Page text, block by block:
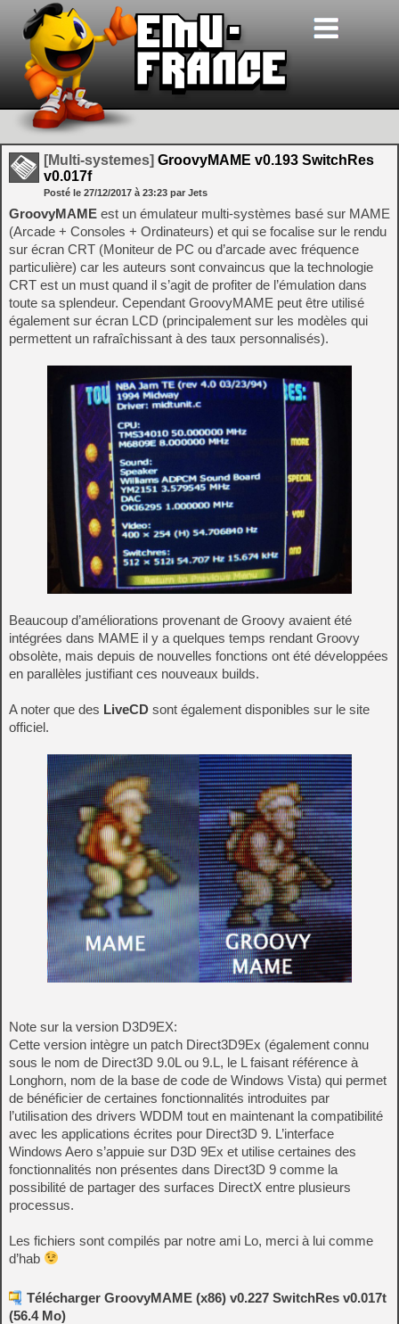
[Multi-systemes] GroovyMAME v0.193 SwitchRes
v0.017f
Posté le 27/12/2017 à 23:23 par Jets
GroovyMAME est un émulateur multi-systèmes basé sur MAME
(Arcade + Consoles + Ordinateurs) et qui se focalise sur le rendu
sur écran CRT (Moniteur de PC ou d’arcade avec fréquence
particulière) car les auteurs sont convaincus que la technologie
CRT est un must quand il s’agit de profiter de l’émulation dans
toute sa splendeur. Cependant GroovyMAME peut être utilisé
également sur écran LCD (principalement sur les modèles qui
permettent un rafraîchissant à des taux personnalisés).
Beaucoup d’améliorations provenant de Groovy avaient été
intégrées dans MAME il y a quelques temps rendant Groovy
obsolète, mais depuis de nouvelles fonctions ont été développées
en parallèles justifiant ces nouveaux builds.
A noter que des LiveCD sont également disponibles sur le site
officiel.
Note sur la version D3D9EX:
Cette version intègre un patch Direct3D9Ex (également connu
sous le nom de Direct3D 9.0L ou 9.L, le L faisant référence à
Longhorn, nom de la base de code de Windows Vista) qui permet
de bénéficier de certaines fonctionnalités introduites par
l’utilisation des drivers WDDM tout en maintenant la compatibilité
avec les applications écrites pour Direct3D 9. L’interface
Windows Aero s’appuie sur D3D 9Ex et utilise certaines des
fonctionnalités non présentes dans Direct3D 9 comme la
possibilité de partager des surfaces DirectX entre plusieurs
processus.
Les fichiers sont compilés par notre ami Lo, merci à lui comme
d’hab
Télécharger GroovyMAME (x86) v0.227 SwitchRes v0.017t
(56.4 Mo)